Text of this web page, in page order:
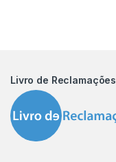
Livro de Reclamações